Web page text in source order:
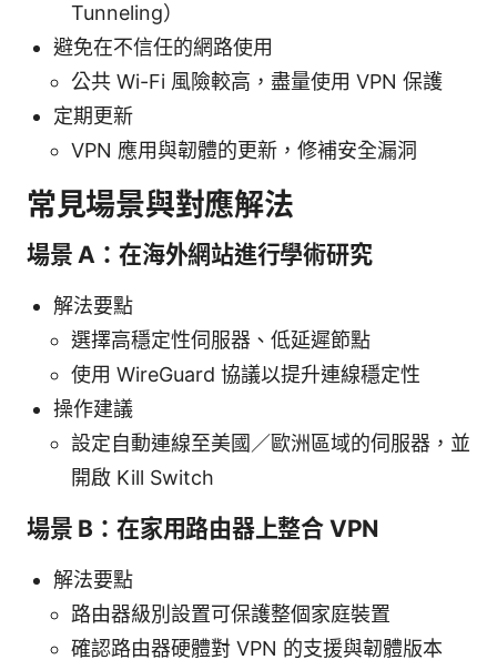
Tunneling）
避免在不信任的網路使用
公共 Wi-Fi 風險較高，盡量使用 VPN 保護
定期更新
VPN 應用與韌體的更新，修補安全漏洞
常見場景與對應解法
場景 A：在海外網站進行學術研究
解法要點
選擇高穩定性伺服器、低延遲節點
使用 WireGuard 協議以提升連線穩定性
操作建議
設定自動連線至美國／歐洲區域的伺服器，並
開啟 Kill Switch
場景 B：在家用路由器上整合 VPN
解法要點
路由器級別設置可保護整個家庭裝置
確認路由器硬體對 VPN 的支援與韌體版本